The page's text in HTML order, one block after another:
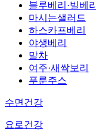
블루베리·빌베리
마시는샐러드
하스카프베리
야생베리
말차
여주·새싹보리
푸룬주스
수면건강
요로건강